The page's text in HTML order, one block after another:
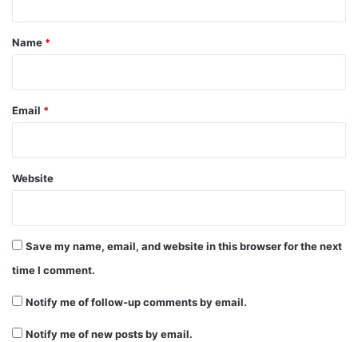
*
Name *
Email *
Website
Save my name, email, and website in this browser for the next
time I comment.
Notify me of follow-up comments by email.
Notify me of new posts by email.